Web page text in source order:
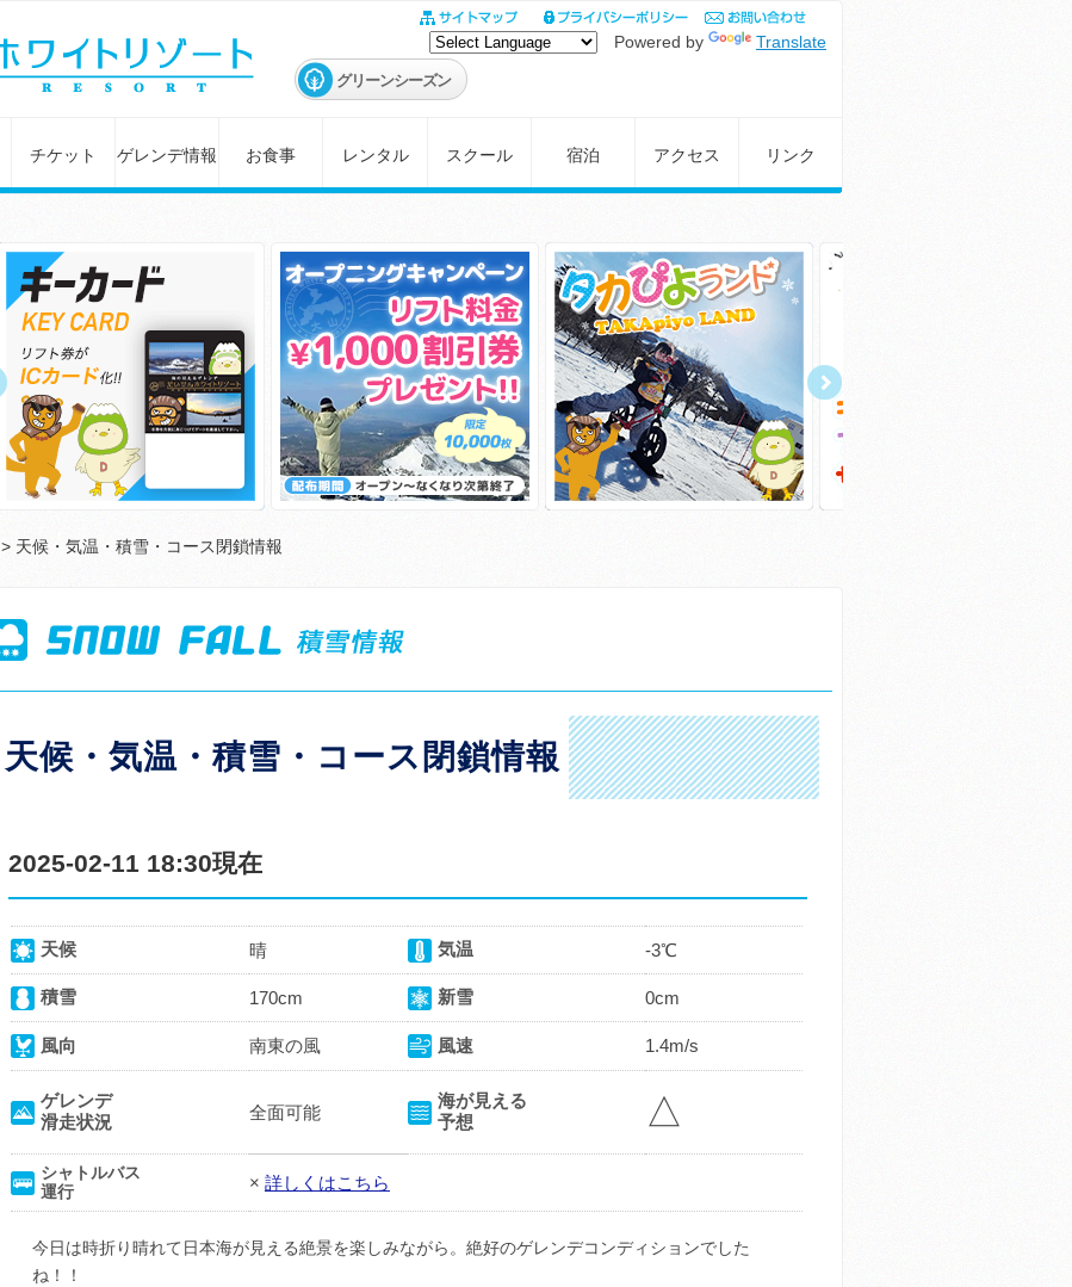
Powered by Translate
グリーンシーズン
チケット ゲレンデ情報 お食事 レンタル スクール 宿泊 アクセス リンク
> 天候・気温・積雪・コース閉鎖情報
天候・気温・積雪・コース閉鎖情報
2025-02-11 18:30現在
天候 晴 気温 -3℃
積雪 170cm 新雪 0cm
風向 南東の風 風速 1.4m/s
ゲレンデ
滑走状況
全面可能
海が見える
予想
△
シャトルバス
運行
× 詳しくはこちら
今日は時折り晴れて日本海が見える絶景を楽しみながら。絶好のゲレンデコンディションでした
ね！！